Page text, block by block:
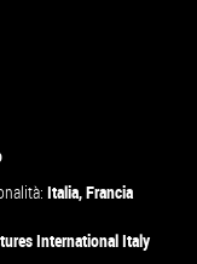
Italia,Francia
International Italy